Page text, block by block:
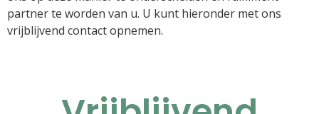
partner te worden van u. U kunt hieronder met ons
vrijblijvend contact opnemen.